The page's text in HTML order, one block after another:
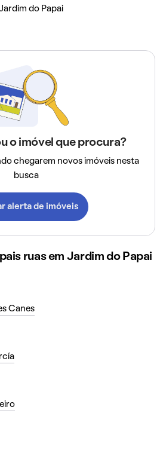
do Papai
o imóvel que procura?
chegarem novos imóveis nesta
busca
alerta de imóveis
ruas em Jardim do Papai
Canes